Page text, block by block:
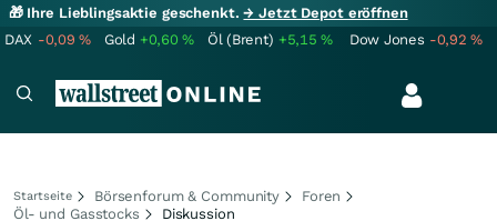
🎁 Ihre Lieblingsaktie geschenkt.→ Jetzt Depot eröffnen
DAX -0,09% Gold +0,60% Öl (Brent) +5,15% Dow Jones -0,92%
Startseite Börsenforum & Community
Foren
Öl- und Gasstocks
Diskussion